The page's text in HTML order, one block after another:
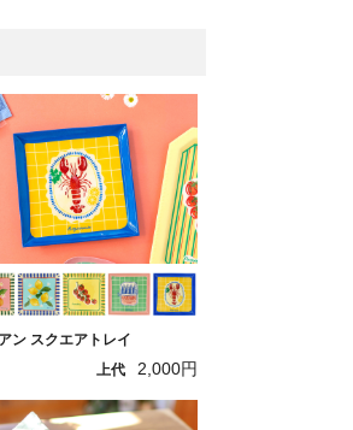
ン スクエアトレイ
上代
2,000円